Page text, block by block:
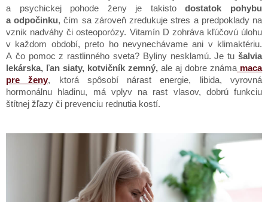
a psychickej pohode ženy je takistodostatok pohybu
a odpočinku, čím sa zároveň zredukuje stres a predpoklady na
vznik nadváhy či osteoporózy. Vitamín D zohráva kľúčovú úlohu
v každom období, preto ho nevynechávame ani v klimaktériu.
A čo pomoc z rastlinného sveta? Byliny nesklamú. Je tu šalvia
lekárska, ľan siaty, kotvičník zemný, ale aj dobre známa maca
pre ženy, ktorá spôsobí nárast energie, libida, vyrovná
hormonálnu hladinu, má vplyv na rast vlasov, dobrú funkciu
štítnej žľazy či prevenciu rednutia kostí.